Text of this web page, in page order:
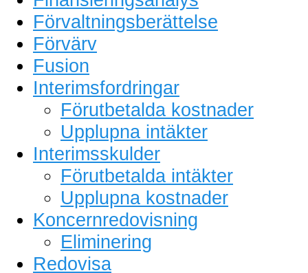
Förvaltningsberättelse
Förvärv
Fusion
Interimsfordringar
Förutbetalda kostnader
Upplupna intäkter
Interimsskulder
Förutbetalda intäkter
Upplupna kostnader
Koncernredovisning
Eliminering
Redovisa